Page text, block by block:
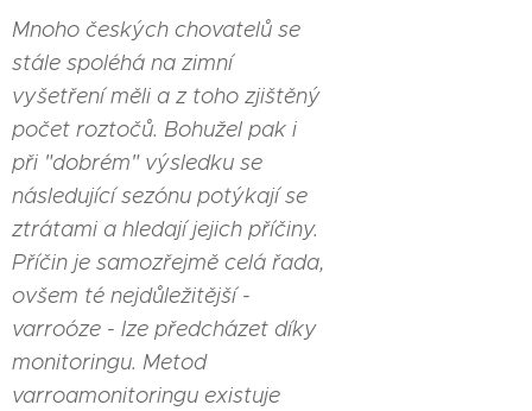
Mnoho českých chovatelů se
stále spoléhá na zimní
vyšetření měli a z toho zjištěný
počet roztočů. Bohužel pak i
při "dobrém" výsledku se
následující sezónu potýkají se
ztrátami a hledají jejich příčiny.
Příčin je samozřejmě celá řada,
ovšem té nejdůležitější -
varroóze - lze předcházet díky
monitoringu. Metod
varroamonitoringu existuje